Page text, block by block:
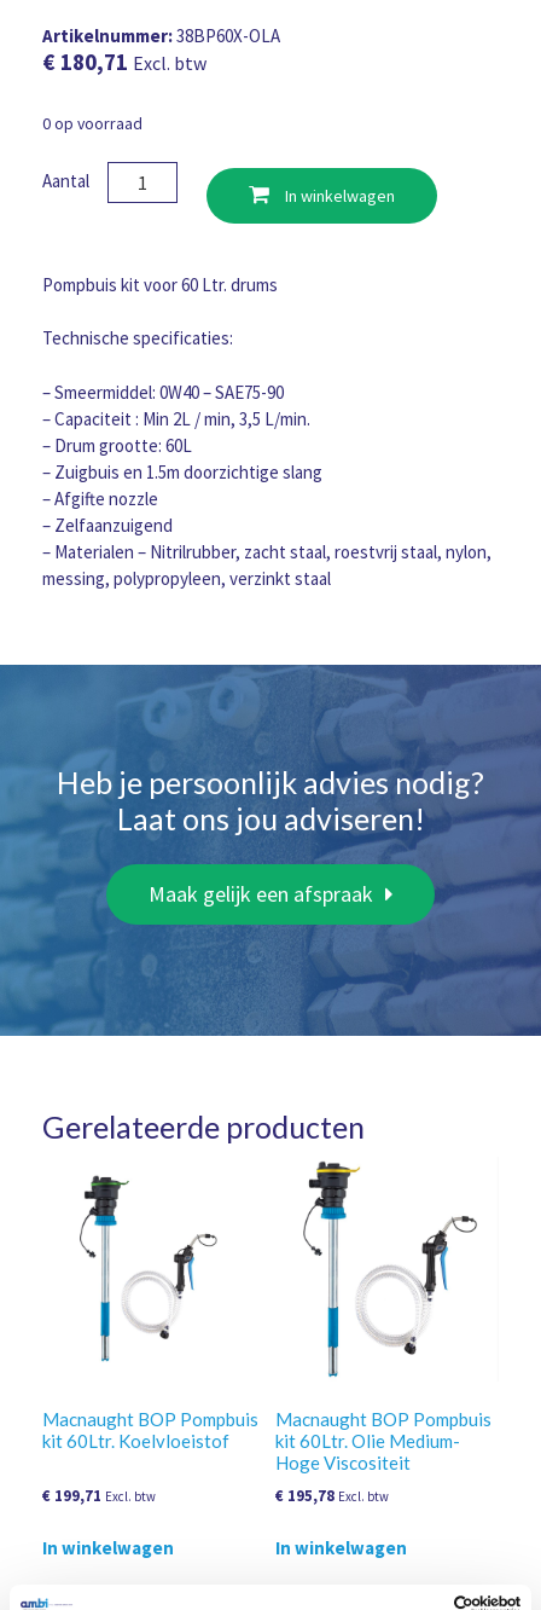
Artikelnummer:38BP60X-OLA
€ 180,71 Excl. btw
0 op voorraad
Aantal
Macnaught
BOP
60Ltr.
Lage-
Viscositeit
aantal
In winkelwagen
Pompbuis kit voor 60 Ltr. drums
Technische specificaties:
– Smeermiddel: 0W40 – SAE75-90
– Capaciteit : Min 2L / min, 3,5 L/min.
– Drum grootte: 60L
– Zuigbuis en 1.5m doorzichtige slang
– Afgifte nozzle
– Zelfaanzuigend
– Materialen – Nitrilrubber, zacht staal, roestvrij staal, nylon,
messing, polypropyleen, verzinkt staal
Heb je persoonlijk advies nodig?
Laat ons jou adviseren!
Maak gelijk een afspraak
Gerelateerde producten
Macnaught BOP Pompbuis
kit 60Ltr. Koelvloeistof
€ 199,71 Excl. btw
In winkelwagen
Macnaught BOP Pompbuis
kit 60Ltr. Olie Medium-
Hoge Viscositeit
€195,78 Excl. btw
In winkelwagen